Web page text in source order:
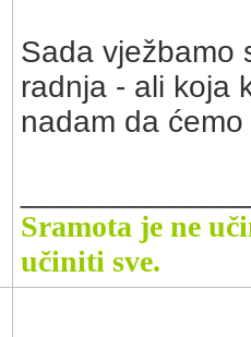
Sada vježbamo
radnja - ali koja
nadam da
Sramota je ne
učiniti sve.